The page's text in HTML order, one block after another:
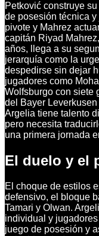
Petković construye
de posesión técnica
pivote y Mahrez
capitán Riyad
años, llega a su
jerarquía como la
despedirse sin dejar
jugadores como
Wolfsburgo con siete
del Bayer
Argelia tiene talento
pero necesita
una primera jornada
El duelo y el
El choque de estilos
defensivo, el bloque
Tamari y Olwan.
individual y
juego de posesión y